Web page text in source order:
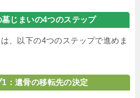
じまいの4つのステップ
、以下の4つのステップで進めま
1：遺骨の移転先の決定